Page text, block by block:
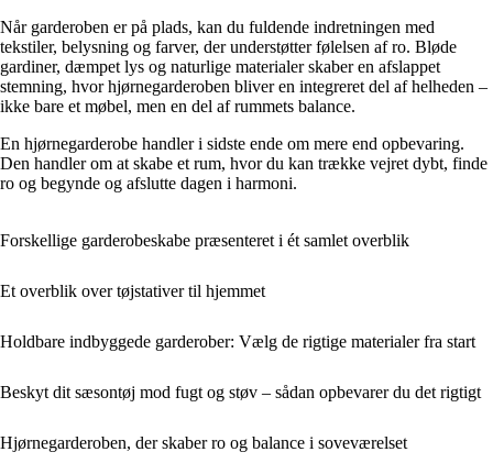
Når garderoben er på plads, kan du fuldende indretningen med
tekstiler, belysning og farver, der understøtter følelsen af ro. Bløde
gardiner, dæmpet lys og naturlige materialer skaber en afslappet
stemning, hvor hjørnegarderoben bliver en integreret del af helheden –
ikke bare et møbel, men en del af rummets balance.
En hjørnegarderobe handler i sidste ende om mere end opbevaring.
Den handler om at skabe et rum, hvor du kan trække vejret dybt, finde
ro og begynde og afslutte dagen i harmoni.
Forskellige garderobeskabe præsenteret i ét samlet overblik
Et overblik over tøjstativer til hjemmet
Holdbare indbyggede garderober: Vælg de rigtige materialer fra start
Beskyt dit sæsontøj mod fugt og støv – sådan opbevarer du det rigtigt
Hjørnegarderoben, der skaber ro og balance i soveværelset